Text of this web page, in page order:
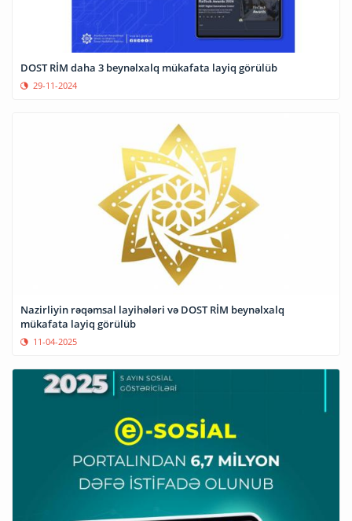
DOST RİM daha 3 beynəlxalq mükafata layiq görülüb
29-11-2024
Nazirliyin rəqəmsal layihələri və DOST RİM beynəlxalq
mükafata layiq görülüb
11-04-2025